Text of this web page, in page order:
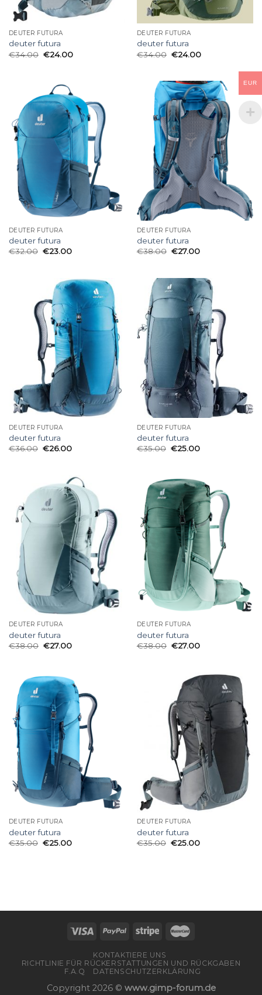
DEUTER FUTURA
deuter futura
€34.00 €24.00
DEUTER FUTURA
deuter futura
€34.00 €24.00
DEUTER FUTURA
deuter futura
€32.00 €23.00
DEUTER FUTURA
deuter futura
€38.00 €27.00
DEUTER FUTURA
deuter futura
€36.00 €26.00
DEUTER FUTURA
deuter futura
€35.00 €25.00
DEUTER FUTURA
deuter futura
€38.00 €27.00
DEUTER FUTURA
deuter futura
€38.00 €27.00
DEUTER FUTURA
deuter futura
€35.00 €25.00
DEUTER FUTURA
deuter futura
€35.00 €25.00
KONTAKTIERE UNS
RICHTLINIE FÜR RÜCKERSTATTUNGEN UND RÜCKGABEN
F.A.Q
DATENSCHUTZERKLÄRUNG
Copyright 2026 © www.gimp-forum.de
EUR